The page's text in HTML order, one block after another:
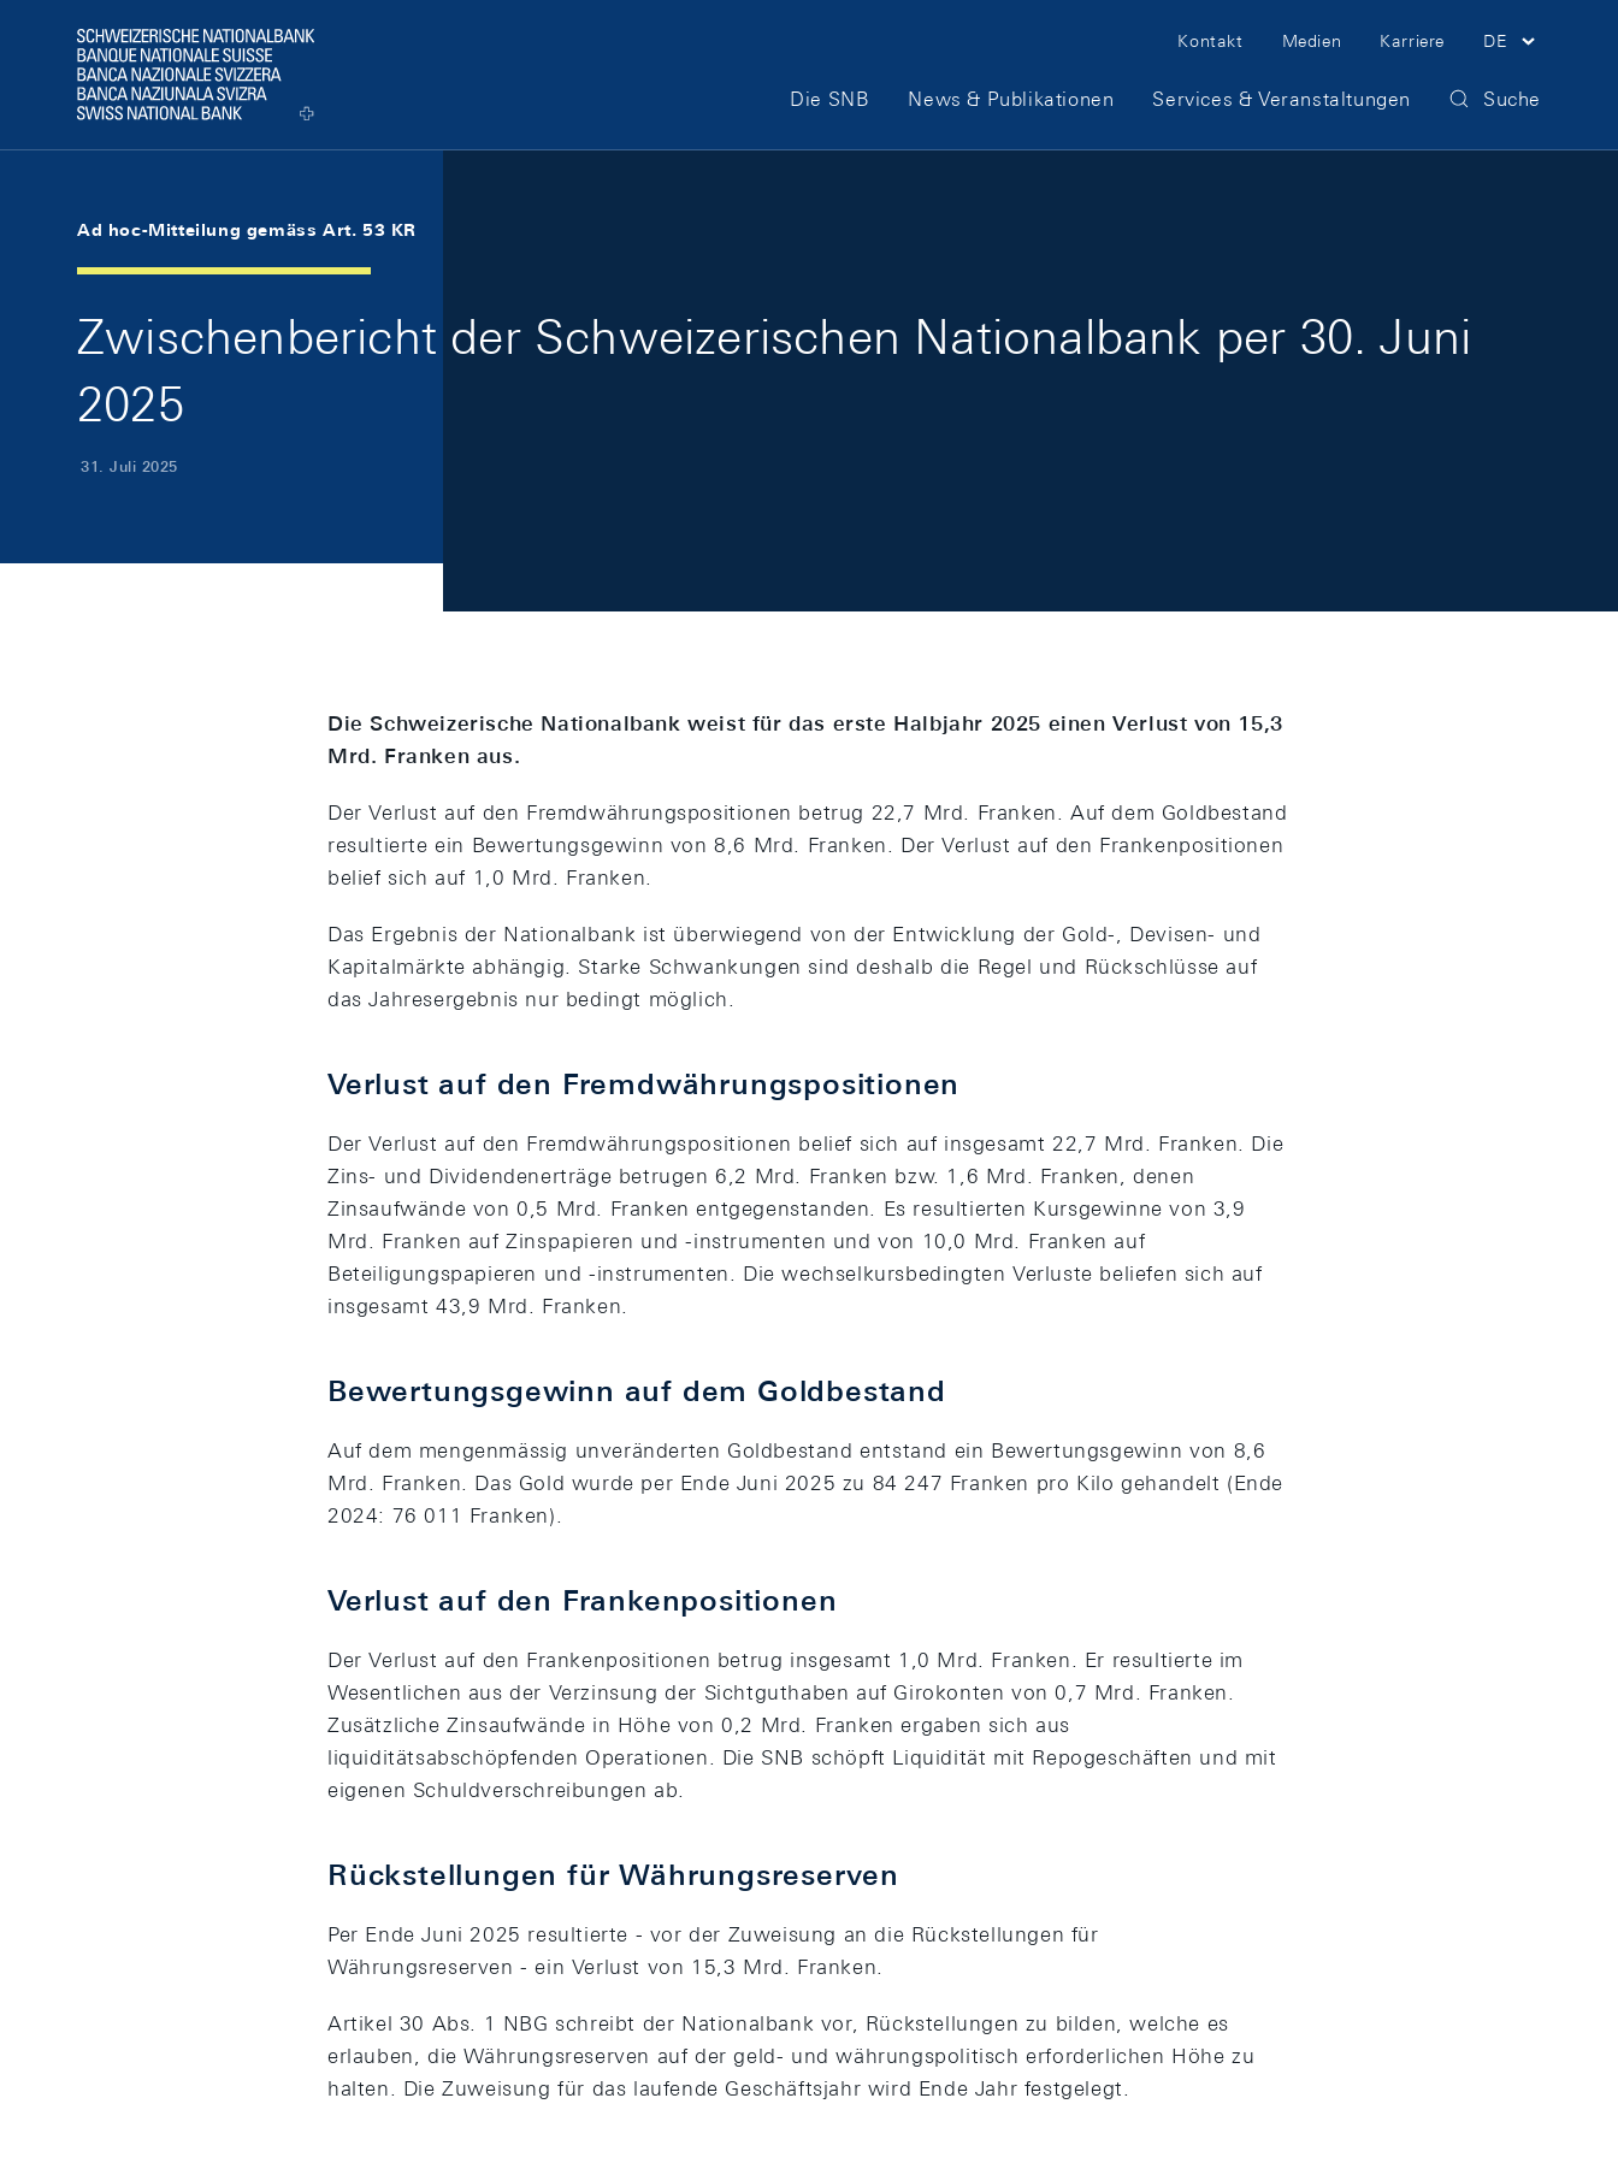
Logo
Meta Navigation
Kontakt Medien Karriere DE
Hauptnavigation
Die SNB News & Publikationen Services & Veranstaltungen Suche
Ad hoc-Mitteilung gemäss Art. 53 KR
Zwischenbericht der Schweizerischen Nationalbank per 30. Juni
2025
31. Juli 2025
Die Schweizerische Nationalbank weist für das erste Halbjahr 2025 einen Verlust von 15,3
Mrd. Franken aus.
Der Verlust auf den Fremdwährungspositionen betrug 22,7 Mrd. Franken. Auf dem Goldbestand
resultierte ein Bewertungsgewinn von 8,6 Mrd. Franken. Der Verlust auf den Frankenpositionen
belief sich auf 1,0 Mrd. Franken.
Das Ergebnis der Nationalbank ist überwiegend von der Entwicklung der Gold-, Devisen- und
Kapitalmärkte abhängig. Starke Schwankungen sind deshalb die Regel und Rückschlüsse auf
das Jahresergebnis nur bedingt möglich.
Verlust auf den Fremdwährungspositionen
Der Verlust auf den Fremdwährungspositionen belief sich auf insgesamt 22,7 Mrd. Franken. Die
Zins- und Dividendenerträge betrugen 6,2 Mrd. Franken bzw. 1,6 Mrd. Franken, denen
Zinsaufwände von 0,5 Mrd. Franken entgegenstanden. Es resultierten Kursgewinne von 3,9
Mrd. Franken auf Zinspapieren und -instrumenten und von 10,0 Mrd. Franken auf
Beteiligungspapieren und -instrumenten. Die wechselkursbedingten Verluste beliefen sich auf
insgesamt 43,9 Mrd. Franken.
Bewertungsgewinn auf dem Goldbestand
Auf dem mengenmässig unveränderten Goldbestand entstand ein Bewertungsgewinn von 8,6
Mrd. Franken. Das Gold wurde per Ende Juni 2025 zu 84 247 Franken pro Kilo gehandelt (Ende
2024: 76 011 Franken).
Verlust auf den Frankenpositionen
Der Verlust auf den Frankenpositionen betrug insgesamt 1,0 Mrd. Franken. Er resultierte im
Wesentlichen aus der Verzinsung der Sichtguthaben auf Girokonten von 0,7 Mrd. Franken.
Zusätzliche Zinsaufwände in Höhe von 0,2 Mrd. Franken ergaben sich aus
liquiditätsabschöpfenden Operationen. Die SNB schöpft Liquidität mit Repogeschäften und mit
eigenen Schuldverschreibungen ab.
Rückstellungen für Währungsreserven
Per Ende Juni 2025 resultierte - vor der Zuweisung an die Rückstellungen für
Währungsreserven - ein Verlust von 15,3 Mrd. Franken.
Artikel 30 Abs. 1 NBG schreibt der Nationalbank vor, Rückstellungen zu bilden, welche es
erlauben, die Währungsreserven auf der geld- und währungspolitisch erforderlichen Höhe zu
halten. Die Zuweisung für das laufende Geschäftsjahr wird Ende Jahr festgelegt.